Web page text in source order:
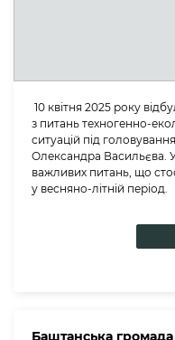
10 квітня 2025 року
з питань техногенно-
ситуацій під
Олександра Васильєва.
важливих питань, що
у весняно-літній період.
Баштанська